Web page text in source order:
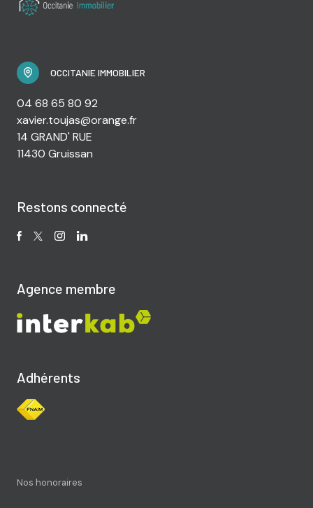
OCCITANIE IMMOBILIER
04 68 65 80 92
xavier.toujas@orange.fr
14 GRAND' RUE
11430 Gruissan
Restons connecté
Agence membre
Adhérents
Nos honoraires